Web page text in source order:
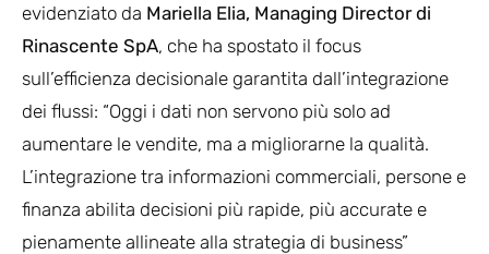
evidenziato da Mariella Elia, Managing Director di
Rinascente SpA, che ha spostato il focus
sull’efficienza decisionale garantita dall’integrazione
dei flussi: “Oggi i dati non servono più solo ad
aumentare le vendite, ma a migliorarne la qualità.
L’integrazione tra informazioni commerciali, persone e
finanza abilita decisioni più rapide, più accurate e
pienamente allineate alla strategia di business”